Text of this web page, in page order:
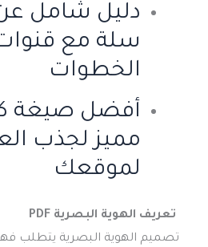
دليل شامل
سلة مع
الخطوات
أفضل صيغة
مميز لجذب
لموقعك
تعريف الهوية البصرية PDF
تصميم الهوية البصرية يتطلب